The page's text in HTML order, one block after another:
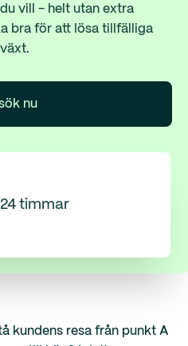
vill - helt utan extra
bra för att lösa tillfälliga
nu
timmar
kundens resa från punkt A